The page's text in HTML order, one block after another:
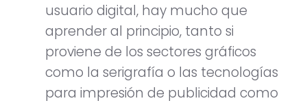
usuario digital, hay mucho que
aprender al principio, tanto si
proviene de los sectores gráficos
como la serigrafía o las tecnologías
para impresión de publicidad como